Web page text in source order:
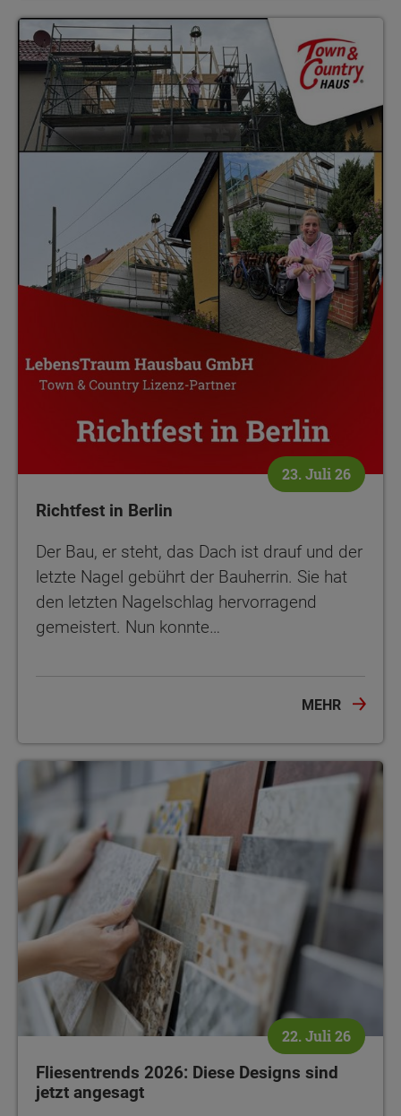
23. Juli 26
Richtfest in Berlin
Der Bau, er steht, das Dach ist drauf und der
letzte Nagel gebührt der Bauherrin. Sie hat
den letzten Nagelschlag hervorragend
gemeistert. Nun konnte…
MEHR
22. Juli 26
Fliesentrends 2026: Diese Designs sind
jetzt angesagt